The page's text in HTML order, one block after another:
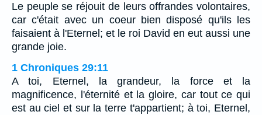
Le peuple se réjouit de leurs offrandes volontaires,
car c'était avec un coeur bien disposé qu'ils les
faisaient à l'Eternel; et le roi David en eut aussi une
grande joie.
1 Chroniques 29:11
A toi, Eternel, la grandeur, la force et la
magnificence, l'éternité et la gloire, car tout ce qui
est au ciel et sur la terre t'appartient; à toi, Eternel,